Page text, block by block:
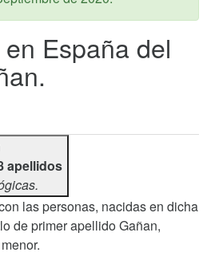
España del
apellidos
las personas, nacidas en dicha
de primer apellido Gañan,